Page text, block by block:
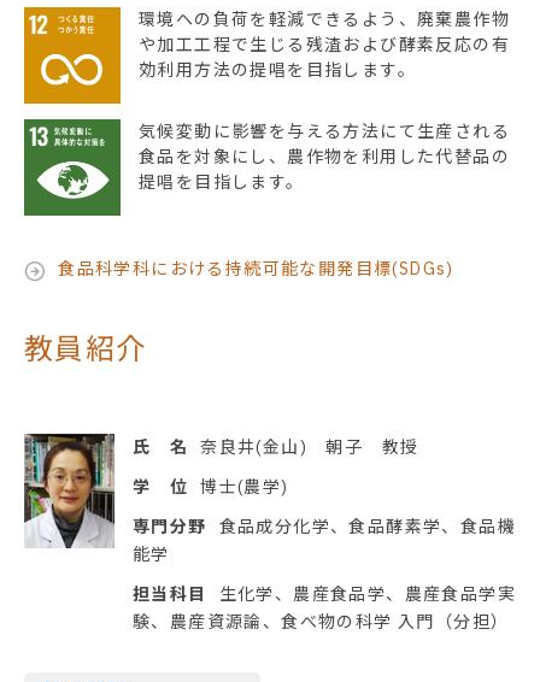
環境への負荷を軽減できるよう、廃棄農作物
や加工工程で生じる残渣および酵素反応の有
効利用方法の提唱を目指します。
気候変動に影響を与える方法にて生産される
食品を対象にし、農作物を利用した代替品の
提唱を目指します。
食品科学科における持続可能な開発目標(SDGs)
教員紹介
氏 名
奈良井(金山) 朝子 教授
学 位
博士(農学)
専門分野
食品成分化学、食品酵素学、食品機
能学
担当科目
生化学、農産食品学、農産食品学実
験、農産資源論、食べ物の科学 入門（分担）